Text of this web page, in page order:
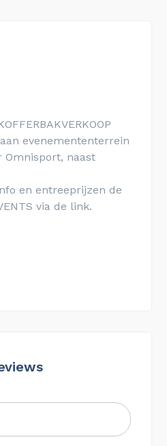
evenemententerrein
Omnisport, naast
en entreeprijzen de
via de link.